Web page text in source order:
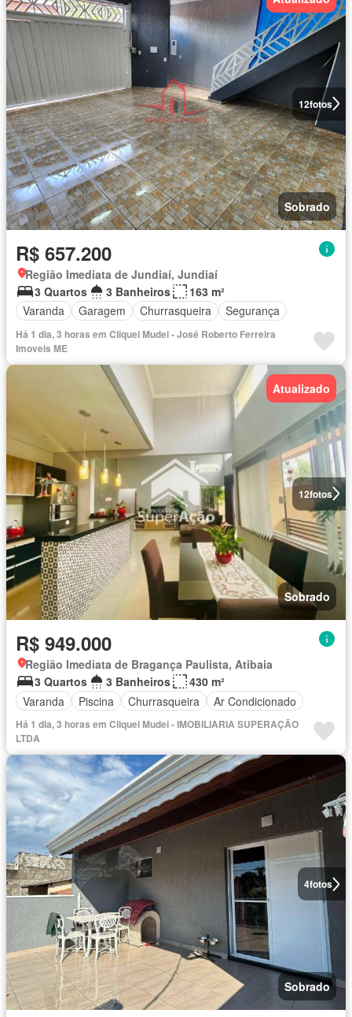
12fotos
Sobrado
R$ 657.200
Região Imediata de Jundiaí, Jundiaí
3 Quartos
3 Banheiros
163 m²
Varanda
Garagem Churrasqueira Segurança
Há 1 dia, 3 horas em Cliquei Mudei - José Roberto Ferreira
Imoveis ME
12fotos
Atualizado
Sobrado
R$ 949.000
Região Imediata de Bragança Paulista, Atibaia
3 Quartos
3 Banheiros
430 m²
Varanda
Piscina Churrasqueira Ar Condicionado
Há 1 dia, 3 horas em Cliquei Mudei - IMOBILIARIA SUPERAÇÃO
LTDA
4fotos
Sobrado